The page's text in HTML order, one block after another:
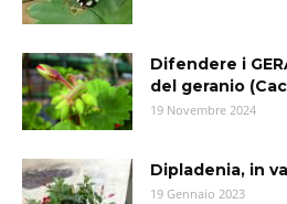
Difendere i
del geranio
19 Novembre 2024
Dipladenia, in
19 Gennaio 2023